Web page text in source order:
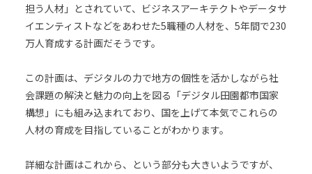
担う人材」とされていて、ビジネスアーキテクトやデータサ
イエンティストなどをあわせた5職種の人材を、5年間で230
万人育成する計画だそうです。
この計画は、デジタルの力で地方の個性を活かしながら社
会課題の解決と魅力の向上を図る「デジタル田園都市国家
構想」にも組み込まれており、国を上げて本気でこれらの
人材の育成を目指していることがわかります。
詳細な計画はこれから、という部分も大きいようですが、